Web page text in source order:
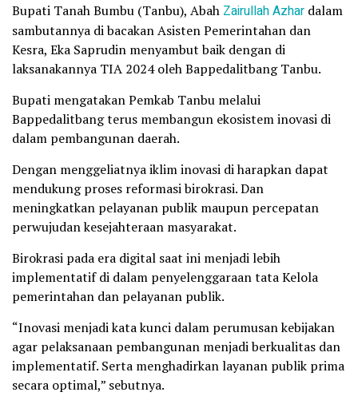
Bupati Tanah Bumbu (Tanbu), Abah Zairullah Azhar dalam
sambutannya di bacakan Asisten Pemerintahan dan
Kesra, Eka Saprudin menyambut baik dengan di
laksanakannya TIA 2024 oleh Bappedalitbang Tanbu.
Bupati mengatakan Pemkab Tanbu melalui
Bappedalitbang terus membangun ekosistem inovasi di
dalam pembangunan daerah.
Dengan menggeliatnya iklim inovasi di harapkan dapat
mendukung proses reformasi birokrasi. Dan
meningkatkan pelayanan publik maupun percepatan
perwujudan kesejahteraan masyarakat.
Birokrasi pada era digital saat ini menjadi lebih
implementatif di dalam penyelenggaraan tata Kelola
pemerintahan dan pelayanan publik.
“Inovasi menjadi kata kunci dalam perumusan kebijakan
agar pelaksanaan pembangunan menjadi berkualitas dan
implementatif. Serta menghadirkan layanan publik prima
secara optimal,” sebutnya.